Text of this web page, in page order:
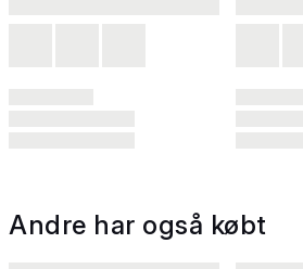
Andre har også købt